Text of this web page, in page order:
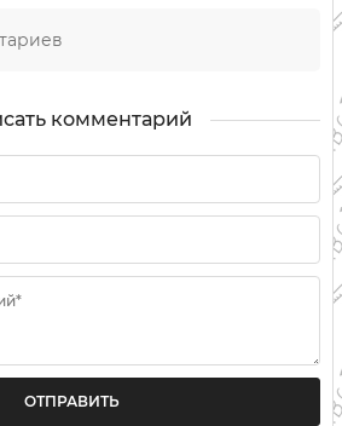
комментарий
ОТПРАВИТЬ